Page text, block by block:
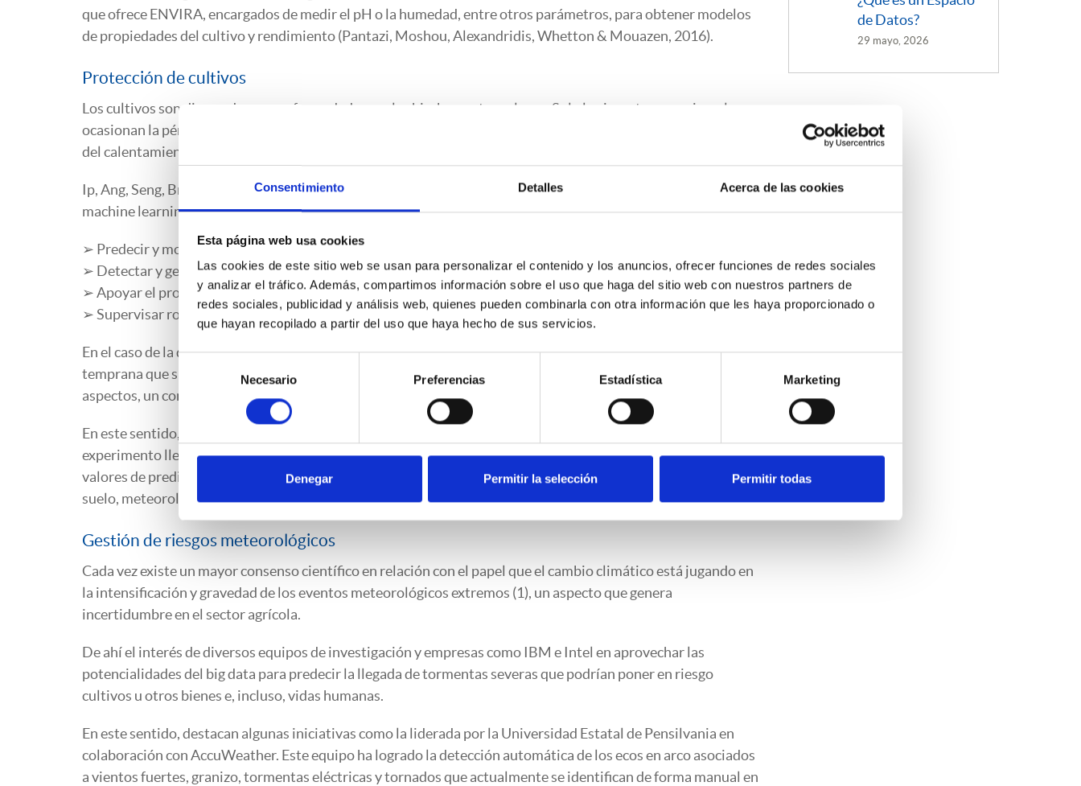
Consentimiento Detalles Acerca de las cookies
Esta página web usa cookies
Las cookies de este sitio web se usan para personalizar el contenido y los anuncios, ofrecer funciones de redes sociales
y analizar el tráfico. Además, compartimos información sobre el uso que haga del sitio web con nuestros partners de
redes sociales, publicidad y análisis web, quienes pueden combinarla con otra información que les haya proporcionado o
que hayan recopilado a partir del uso que haya hecho de sus servicios.
Selección
consentimiento
Necesario Preferencias Estadística Marketing
Denegar Permitir la selección Permitir todas
que ofrece ENVIRA, encargados de medir el pH o la humedad, entre otros parámetros, para obtener modelos
de propiedades del cultivo y rendimiento (Pantazi, Moshou, Alexandridis, Whetton & Mouazen, 2016).
Protección de cultivos
Los cultivos son diezmados por enfermedades, malas hierbas y otras plagas. Solo los insectos, por ejemplo,
ocasionan la pérdida del 5-20 % de los cultivos, estimándose que este porcentaje aumentará a consecuencia
del calentamiento global (Deutsch et al., 2018).
Ip, Ang, Seng, Broster & Pratley (2018) destacan que el big data, junto con el aprendizaje automático o
machine learning, puede ser explotado para:
➢ Predecir y modelizar la resistencia a los herbicidas.
➢ Detectar y gestionar especies invasoras y malezas.
➢ Apoyar el proceso de toma de decisiones sobre las medidas más indicadas para proteger los cultivos.
➢ Supervisar robots y sistemas autónomos de control de malas hierbas.
En el caso de la detección de enfermedades y plagas, los datos permiten el desarrollo de sistemas de alerta
temprana que superan en eficiencia a los actuales métodos de monitorización que requieren, entre otros
aspectos, un conocimiento de análisis avanzado.
En este sentido, conviene señalar los esperanzadores resultados obtenidos por algunas iniciativas pioneras. El
experimento llevado a cabo por Zhang, Cai, Xiao, Ye & Chehelamirani (2018), por ejemplo, ha alcanzado
valores de predicción superiores al 95 % combinando información procedente de imágenes, condiciones del
suelo, meteorología, clima y otras variables ambientales.
Gestión de riesgos meteorológicos
Cada vez existe un mayor consenso científico en relación con el papel que el cambio climático está jugando en
la intensificación y gravedad de los eventos meteorológicos extremos (1), un aspecto que genera
incertidumbre en el sector agrícola.
De ahí el interés de diversos equipos de investigación y empresas como IBM e Intel en aprovechar las
potencialidades del big data para predecir la llegada de tormentas severas que podrían poner en riesgo
cultivos u otros bienes e, incluso, vidas humanas.
En este sentido, destacan algunas iniciativas como la liderada por la Universidad Estatal de Pensilvania en
colaboración con AccuWeather. Este equipo ha logrado la detección automática de los ecos en arco asociados
a vientos fuertes, granizo, tormentas eléctricas y tornados que actualmente se identifican de forma manual en
de Datos?
29 mayo, 2026